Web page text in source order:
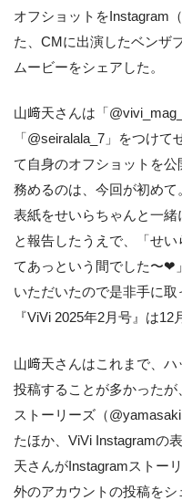
オフショットをInstagram
た、CMに出演したベンザ
ムービーをシェアした。
山﨑天さんは「
「@seiralala_7」をつけ
て自身のオフショットを
務めるのは、今回が初め
表紙をせいらちゃんと一緒
と報告したうえで、「せ
てあっという間でした〜❤︎
いただいたので是非手に
『ViVi 2025年2月号』は12
山﨑天さんはこれまで、
投稿することが多かった
ストーリーズ（
たほか、ViVi Instagramの
天さんがInstagramストー
外のアカウントの投稿をシ